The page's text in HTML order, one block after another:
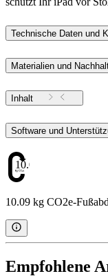
Technische Daten und
Materialien und
Inhalt
Software und
10.09
10.09 kg CO2e-
Empfohlene